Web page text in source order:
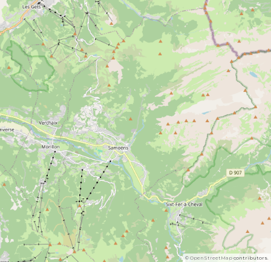
© OpenStreetMap contributors.